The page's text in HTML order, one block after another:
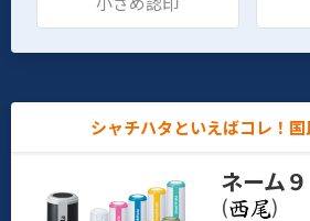
シャチハタといえばコレ！
ネーム９
(
)